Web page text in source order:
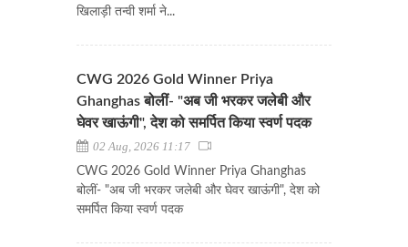
खिलाड़ी तन्वी शर्मा ने...
CWG 2026 Gold Winner Priya
Ghanghas बोलीं- "अब जी भरकर जलेबी और
घेवर खाऊंगी", देश को समर्पित किया स्वर्ण पदक
02 Aug, 2026 11:17
CWG 2026 Gold Winner Priya Ghanghas
बोलीं- "अब जी भरकर जलेबी और घेवर खाऊंगी", देश को
समर्पित किया स्वर्ण पदक